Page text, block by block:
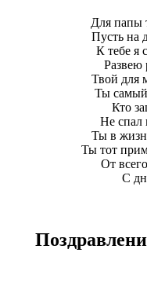
Для папы
Пусть на
К тебе я
Развею
Твой для
Ты
Кто
Не спал
Ты в
Ты тот
От
С